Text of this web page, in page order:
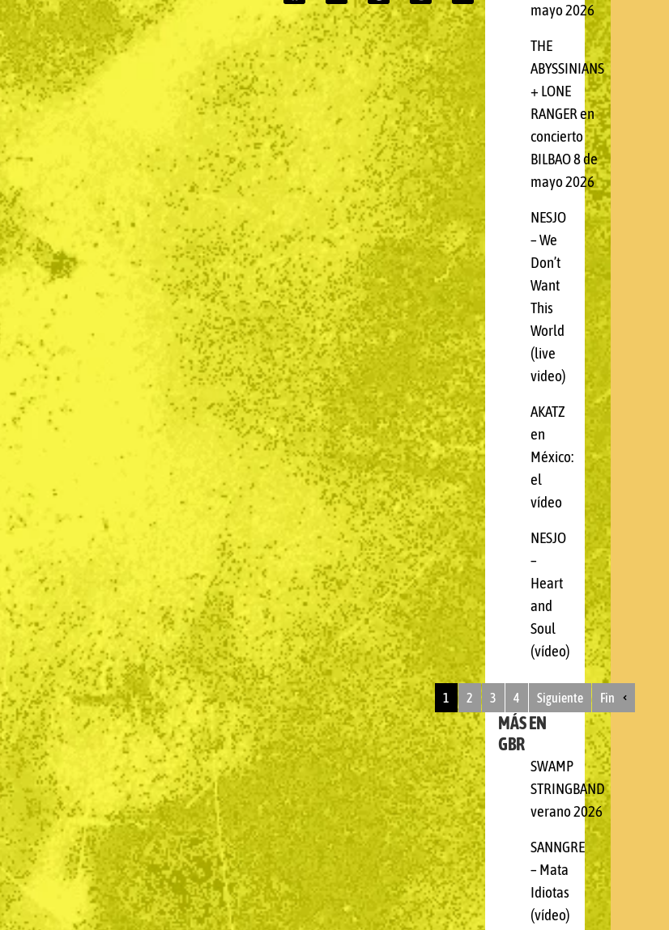
mayo 2026
THE
ABYSSINIANS
+ LONE
RANGER en
concierto
BILBAO 8 de
mayo 2026
NESJO
– We
Don’t
Want
This
World
(live
video)
AKATZ
en
México:
el
vídeo
NESJO
–
Heart
and
Soul
(vídeo)
1 2 3 4 Siguiente Fin
MÁS EN
GBR
SWAMP
STRINGBAND
verano 2026
SANNGRE
– Mata
Idiotas
(vídeo)